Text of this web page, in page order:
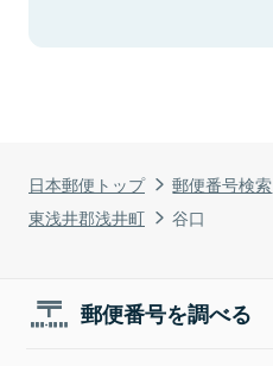
日本郵便トップ 郵便番号検索
東浅井郡浅井町
谷口
郵便番号を調べる